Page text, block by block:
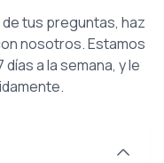
tus preguntas, haz
nosotros. Estamos
a la semana, y le